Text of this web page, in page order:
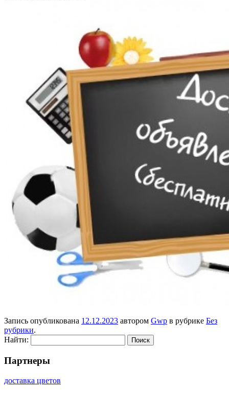
Запись опубликована 12.12.2023 автором Gwp в рубрике Без
рубрики.
Найти:
Партнеры
доставка цветов